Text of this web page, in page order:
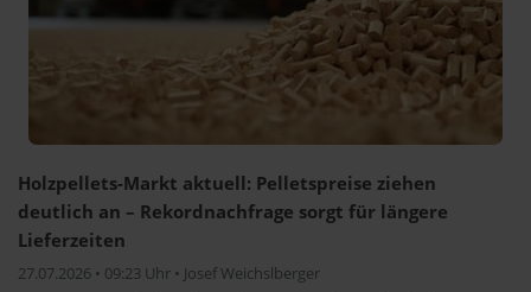
Holzpellets-Markt aktuell: Pelletspreise ziehen
deutlich an – Rekordnachfrage sorgt für längere
Lieferzeiten
27.07.2026 • 09:23 Uhr • Josef Weichslberger